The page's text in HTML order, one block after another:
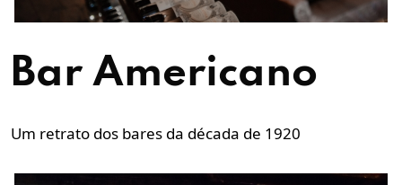
Bar Americano
Um retrato dos bares da década de 1920